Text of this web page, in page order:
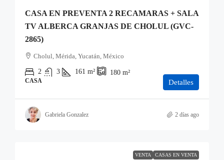
CASA EN PREVENTA 2 RECAMARAS + SALA
TV ALBERCA GRANJAS DE CHOLUL (GVC-
2865)
Cholul, Mérida, Yucatán, México
2 3 161 m² 180 m²
CASA Detalles
Gabriela Gonzalez 2 días ago
VENTA CASAS EN VENTA